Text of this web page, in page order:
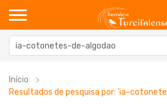
Início
Resultados de pesquisa por: 'ia-